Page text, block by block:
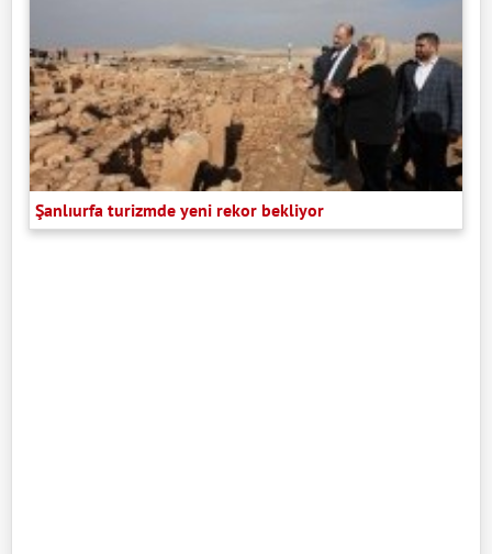
Şanlıurfa turizmde yeni rekor bekliyor